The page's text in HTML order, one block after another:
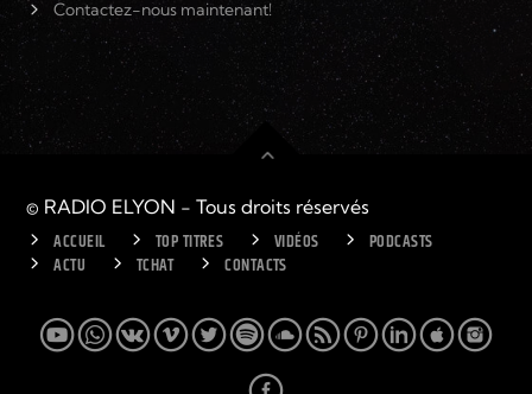
Contactez-nous maintenant!
© RADIO ELYON - Tous droits réservés
ACCUEIL TOP TITRES VIDÉOS
PODCASTS
ACTU
TCHAT CONTACTS